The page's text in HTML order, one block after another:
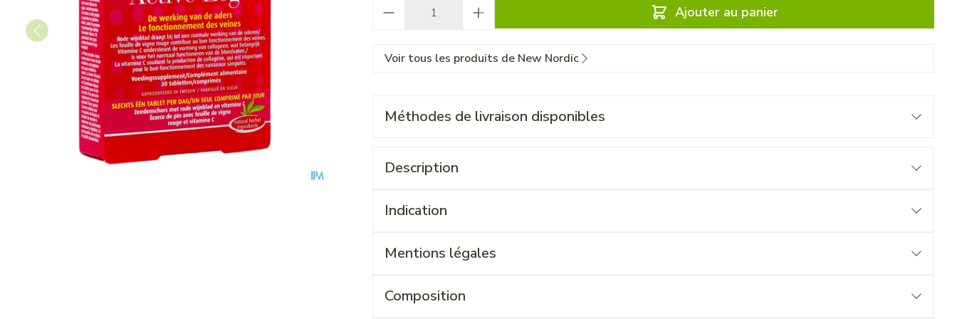
Ajouter au panier
Voir tous les produits de New Nordic
Méthodes de livraison disponibles
Description
Indication
Mentions légales
Composition